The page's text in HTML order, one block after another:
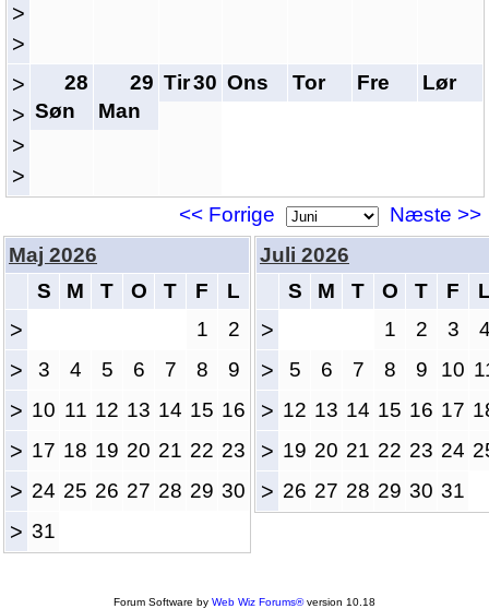
>
>
>
>
>
>
28
Søn
29
Man
30
Tir Ons Tor Fre Lør
<< Forrige
Næste >>
Maj 2026
S
M T O T F L
> 1 2
> 3 4 5 6 7 8 9
> 10 11 12 13 14 15 16
> 17 18 19 20 21 22 23
> 24 25 26 27 28 29 30
> 31
Juli 2026
S
M T O T F
> 1 2 3
> 5 6 7 8 9 10
> 12 13 14 15 16 17
> 19 20 21 22 23 24
> 26 27 28 29 30 31
Forum Software by Web Wiz Forums®version 10.18